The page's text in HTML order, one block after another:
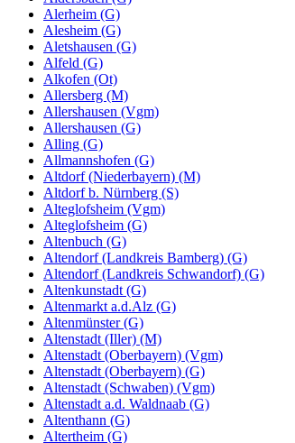
Alerheim (G)
Alesheim (G)
Aletshausen (G)
Alfeld (G)
Alkofen (Ot)
Allersberg (M)
Allershausen (Vgm)
Allershausen (G)
Alling (G)
Allmannshofen (G)
Altdorf (Niederbayern) (M)
Altdorf b. Nürnberg (S)
Alteglofsheim (Vgm)
Alteglofsheim (G)
Altenbuch (G)
Altendorf (Landkreis Bamberg) (G)
Altendorf (Landkreis Schwandorf) (G)
Altenkunstadt (G)
Altenmarkt a.d.Alz (G)
Altenmünster (G)
Altenstadt (Iller) (M)
Altenstadt (Oberbayern) (Vgm)
Altenstadt (Oberbayern) (G)
Altenstadt (Schwaben) (Vgm)
Altenstadt a.d. Waldnaab (G)
Altenthann (G)
Altertheim (G)